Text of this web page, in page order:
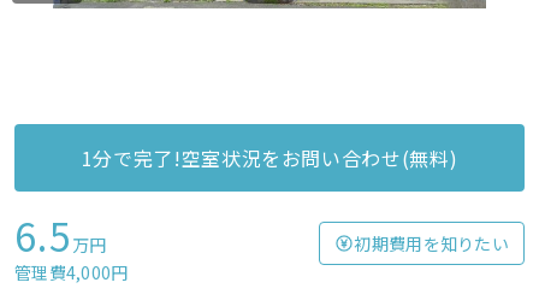
1分で完了!空室状況をお問い合わせ(無料)
6.5 万円
管理費4,000円
初期費用を知りたい